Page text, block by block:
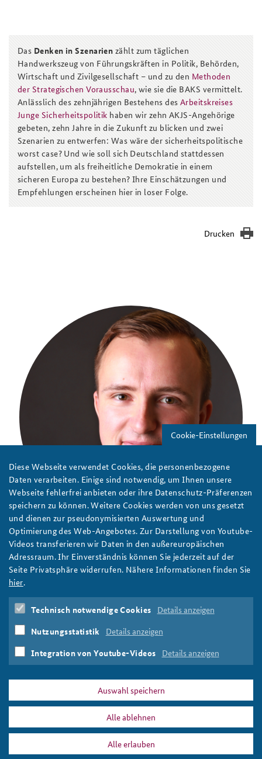
Das Denken in Szenarien zählt zum täglichen
Handwerkszeug von Führungskräften in Politik, Behörden,
Wirtschaft und Zivilgesellschaft – und zu den Methoden
der Strategischen Vorausschau, wie sie die BAKS vermittelt.
Anlässlich des zehnjährigen Bestehens des Arbeitskreises
Junge Sicherheitspolitik haben wir zehn AKJS-Angehörige
gebeten, zehn Jahre in die Zukunft zu blicken und zwei
Szenarien zu entwerfen: Was wäre der sicherheitspolitische
worst case? Und wie soll sich Deutschland stattdessen
aufstellen, um als freiheitliche Demokratie in einem
sicheren Europa zu bestehen? Ihre Einschätzungen und
Empfehlungen erscheinen hier in loser Folge.
Drucken
Dr. Jakob Kullik
Als Alumnus desArbeitskreises Junge Sicherheitspolitik
der BAKS gibt Dr. Jakob Kullik seine persönliche Meinung
Professur für Internationale Politik der Technischen
zu Rohstoffpolitik und Versorgungssicherheit
Deutschlands, der EU, Russlands und Chinas.
PRESSE DATENSCHUTZ IMPRESSUM FAQ
Rohstoffe, Lieferketten und die Zukunft der Wirtschaft
Cookie-Einstellungen
Diese Webseite verwendet Cookies, die personenbezogene
Daten verarbeiten. Einige sind notwendig, um Ihnen unsere
Webseite fehlerfrei anbieten oder ihre Datenschutz-Präferenzen
speichern zu können. Weitere Cookies werden von uns gesetzt
und dienen zur pseudonymisierten Auswertung und
Optimierung des Web-Angebotes. Zur Darstellung von Youtube-
Videos transferieren wir Daten in den außereuropäischen
Adressraum. Ihr Einverständnis können Sie jederzeit auf der
Seite Privatsphäre widerrufen. Nähere Informationen finden Sie
hier.
Technisch notwendige Cookies Details anzeigen
Nutzungsstatistik Details anzeigen
Integration von Youtube-Videos Details anzeigen
Auswahl speichern
Alle ablehnen
Alle erlauben